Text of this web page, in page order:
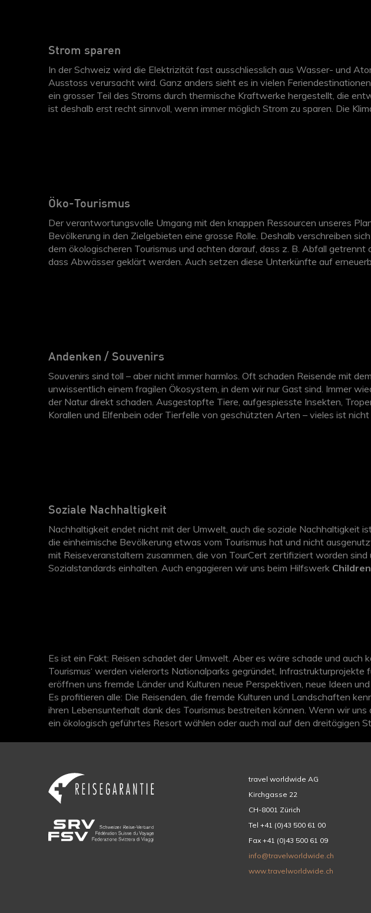
Strom sparen
In der Schweiz wird die Elektrizität fast ausschliesslich aus Wasser- und
Ausstoss verursacht wird. Ganz anders sieht es in vielen
ein grosser Teil des Stroms durch thermische Kraftwerke hergestellt, die
ist deshalb erst recht sinnvoll, wenn immer möglich Strom zu sparen. Die
Öko-Tourismus
Der verantwortungsvolle Umgang mit den knappen Ressourcen unseres
Bevölkerung in den Zielgebieten eine grosse Rolle. Deshalb verschreiben
dem ökologischeren Tourismus und achten darauf, dass z. B. Abfall
dass Abwässer geklärt werden. Auch setzen diese Unterkünfte auf
Andenken / Souvenirs
Souvenirs sind toll – aber nicht immer harmlos. Oft schaden Reisende mit
unwissentlich einem fragilen Ökosystem, in dem wir nur Gast sind. Immer
der Natur direkt schaden. Ausgestopfte Tiere, aufgespiesste Insekten,
Korallen und Elfenbein oder Tierfelle von geschützten Arten – vieles ist
Soziale Nachhaltigkeit
Nachhaltigkeit endet nicht mit der Umwelt, auch die soziale Nachhaltigkeit
die einheimische Bevölkerung etwas vom Tourismus hat und nicht
mit Reiseveranstaltern zusammen, die von TourCert zertifiziert worden
Sozialstandards einhalten. Auch engagieren wir uns beim Hilfswerk
Es ist ein Fakt: Reisen schadet der Umwelt. Aber es wäre schade und
Tourismus‘ werden vielerorts Nationalparks gegründet,
eröffnen uns fremde Länder und Kulturen neue Perspektiven, neue Ideen
Es profitieren alle: Die Reisenden, die fremde Kulturen und Landschaften
ihren Lebensunterhalt dank des Tourismus bestreiten können. Wenn wir
ein ökologisch geführtes Resort wählen oder auch mal auf den dreitägigen
travel worldwide AG
Kirchgasse 22
CH-8001 Zürich
Tel +41 (0)43 500 61 00
Fax +41 (0)43 500 61 09
info@travelworldwide.ch
www.travelworldwide.ch